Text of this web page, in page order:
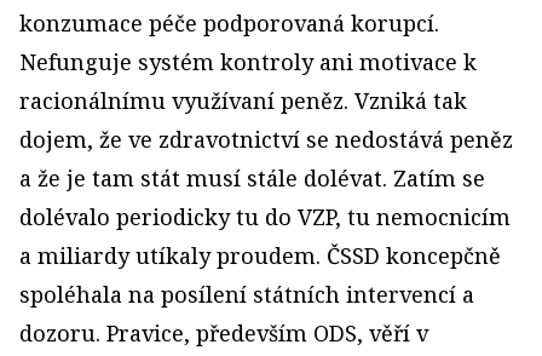
konzumace péče podporovaná korupcí.
Nefunguje systém kontroly ani motivace k
racionálnímu využívaní peněz. Vzniká tak
dojem, že ve zdravotnictví se nedostává peněz
a že je tam stát musí stále dolévat. Zatím se
dolévalo periodicky tu do VZP, tu nemocnicím
a miliardy utíkaly proudem. ČSSD koncepčně
spoléhala na posílení státních intervencí a
dozoru. Pravice, především ODS, věří v